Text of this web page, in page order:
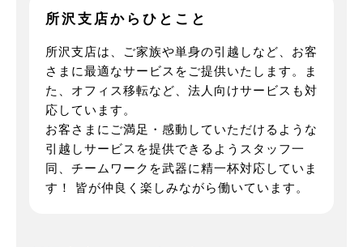
所沢支店からひとこと
所沢支店は、ご家族や単身の引越しなど、お客
さまに最適なサービスをご提供いたします。ま
た、オフィス移転など、法人向けサービスも対
応しています。
お客さまにご満足・感動していただけるような
引越しサービスを提供できるようスタッフ一
同、チームワークを武器に精一杯対応していま
す！
皆が仲良く楽しみながら働いています。